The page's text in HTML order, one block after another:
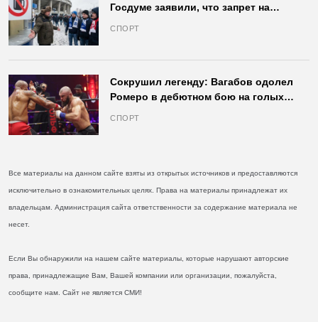
Госдуме заявили, что запрет на
СПОРТ
Сокрушил легенду: Вагабов одолел
Ромеро в дебютном бою на голых
СПОРТ
Все материалы на данном сайте взяты из открытых источников и предоставляются
исключительно в ознакомительных целях. Права на материалы принадлежат их
владельцам. Администрация сайта ответственности за содержание материала не
несет.
Если Вы обнаружили на нашем сайте материалы, которые нарушают авторские
права, принадлежащие Вам, Вашей компании или организации, пожалуйста,
сообщите нам. Сайт не является СМИ!